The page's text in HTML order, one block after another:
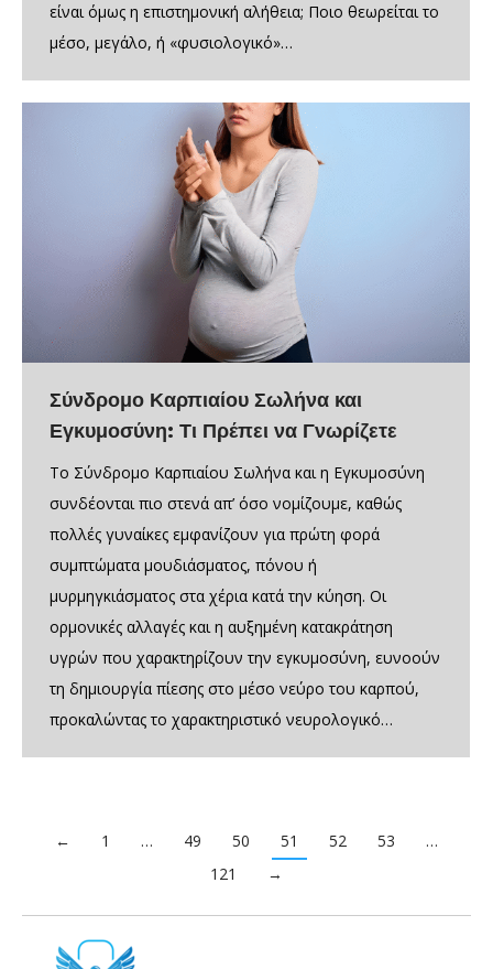
είναι όμως η επιστημονική αλήθεια; Ποιο θεωρείται το
μέσο, μεγάλο, ή «φυσιολογικό»…
Σύνδρομο Καρπιαίου Σωλήνα και
Εγκυμοσύνη: Τι Πρέπει να Γνωρίζετε
Το Σύνδρομο Καρπιαίου Σωλήνα και η Εγκυμοσύνη
συνδέονται πιο στενά απ’ όσο νομίζουμε, καθώς
πολλές γυναίκες εμφανίζουν για πρώτη φορά
συμπτώματα μουδιάσματος, πόνου ή
μυρμηγκιάσματος στα χέρια κατά την κύηση. Οι
ορμονικές αλλαγές και η αυξημένη κατακράτηση
υγρών που χαρακτηρίζουν την εγκυμοσύνη, ευνοούν
τη δημιουργία πίεσης στο μέσο νεύρο του καρπού,
προκαλώντας το χαρακτηριστικό νευρολογικό…
← 1 … 49 50 51 52 53
…
121
→